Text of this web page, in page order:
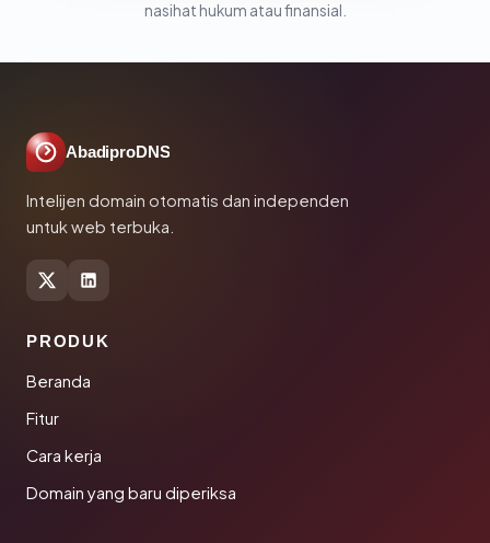
nasihat hukum atau finansial.
AbadiproDNS
Intelijen domain otomatis dan independen
untuk web terbuka.
PRODUK
Beranda
Fitur
Cara kerja
Domain yang baru diperiksa